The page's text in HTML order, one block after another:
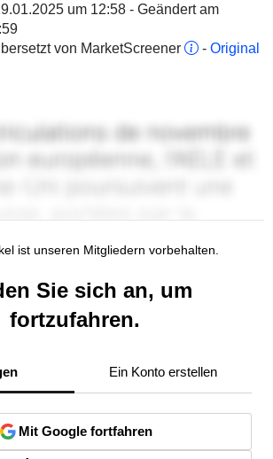
um 12:58 - Geändert am
von MarketScreener
- Original
ist unseren Mitgliedern vorbehalten.
Sie sich an, um
fortzufahren.
Ein Konto erstellen
Mit Google fortfahren